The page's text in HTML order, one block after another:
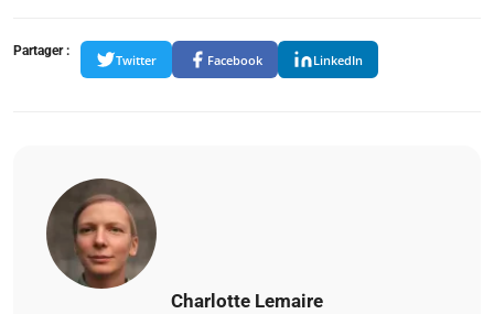
Partager :
Twitter Facebook LinkedIn
Charlotte Lemaire